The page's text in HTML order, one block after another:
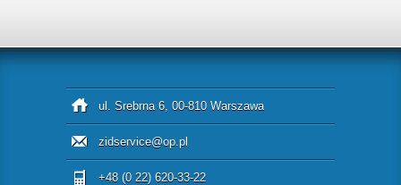
ul. Srebrna 6, 00-810 Warszawa
zidservice@op.pl
+48 (0 22) 620-33-22